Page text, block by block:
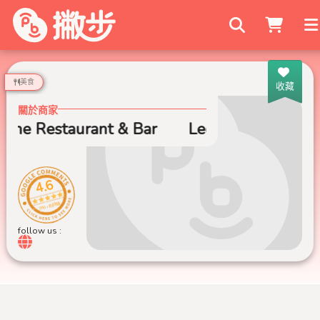
搜尋商家
收藏
美食
關於商家
Restaurant & Bar Leone Restaurant
4.6
999+ 則評論
follow us :